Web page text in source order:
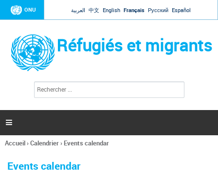
Jump to navigation
ONU العربية 中文 English Français Русский Español
Réfugiés et migrants
l
c
h
e

Vous
ici
Accueil›Calendrier› Events calendar
Events calendar